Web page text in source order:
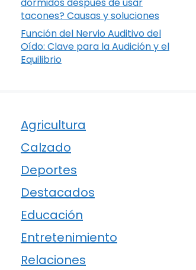
tacones? Causas y soluciones
Función del Nervio Auditivo del
Oído: Clave para la Audición y el
Equilibrio
Agricultura
Calzado
Deportes
Destacados
Educación
Entretenimiento
Relaciones